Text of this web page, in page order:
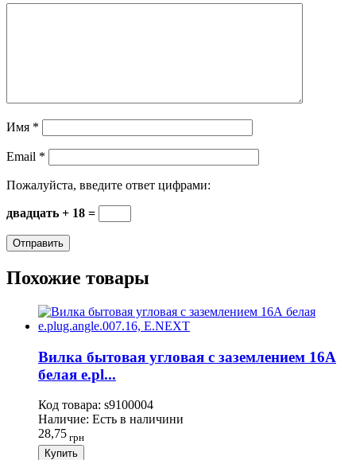
Имя *
Email *
Пожалуйста, введите ответ цифрами:
двадцать + 18 =
Похожие товары
Вилка бытовая угловая с заземлением 16А
белая e.pl...
Код товара: s9100004
Наличие: Есть в наличини
28,75 грн
Купить